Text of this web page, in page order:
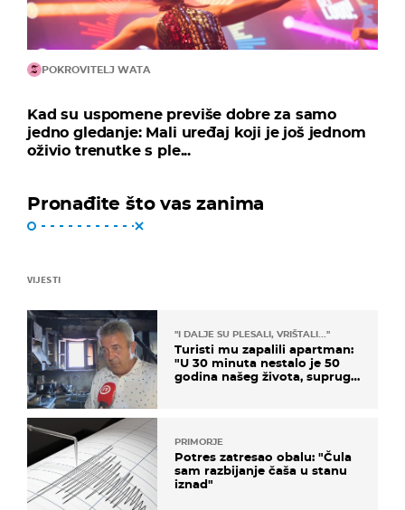
POKROVITELJ WATA
Kad su uspomene previše dobre za samo
jedno gledanje: Mali uređaj koji je još jednom
oživio trenutke s ple...
Pronađite što vas zanima
VIJESTI
"I DALJE SU PLESALI, VRIŠTALI..."
Turisti mu zapalili apartman:
"U 30 minuta nestalo je 50
godina našeg života, supruga
PRIMORJE
Potres zatresao obalu: "Čula
sam razbijanje čaša u stanu
iznad"